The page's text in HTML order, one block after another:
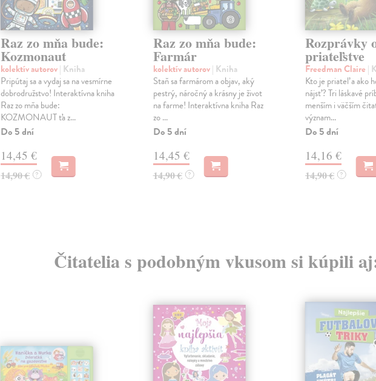
Raz zo mňa bude:
Kozmonaut
kolektív autorov| Kniha
Pripútaj sa a vydaj sa na vesmírne
dobrodružstvo! Interaktívna kniha
Raz zo mňa bude:
KOZMONAUT ťa z...
Do 5 dní
14,45 €
14,90 € ?
Raz zo mňa bude:
Farmár
kolektív autorov| Kniha
Staň sa farmárom a objav, aký
pestrý, náročný a krásny je život
na farme! Interaktívna kniha Raz
zo ...
Do 5 dní
14,45 €
14,90 € ?
Rozprávky
priateľstve
Freedman Claire |
Kto je priateľ a ako
nájsť? Tri láskavé
menším i väčším
význam...
Do 5 dní
14,16 €
14,90 € ?
Čitatelia s podobným vkusom si kúpili